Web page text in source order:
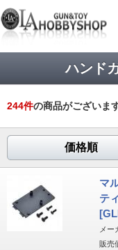
ハンド
244件の商品がございます
価格順
マ
テ
メー
販売